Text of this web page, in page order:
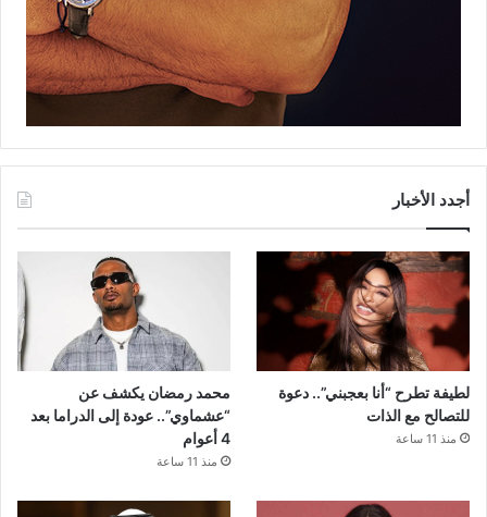
أجدد الأخبار
لطيفة تطرح “أنا بعجبني”.. دعوة
للتصالح مع الذات
منذ 11 ساعة
محمد رمضان يكشف عن
“عشماوي”.. عودة إلى الدراما بعد
4 أعوام
منذ 11 ساعة